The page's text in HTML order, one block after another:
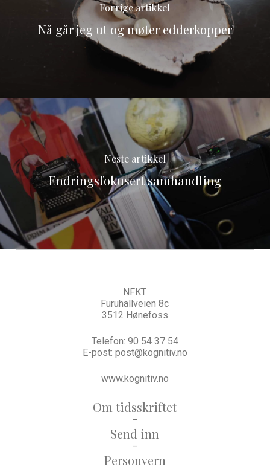
Forrige artikkel
Nå går jeg ut og møter edderkopper
Neste artikkel
Endringsfokusert samhandling
Om tidsskriftet
–
Send inn
–
Personvern
NFKT
Furuhallveien 8c
3512 Hønefoss
Telefon: 90 54 37 54
E-post: post@kognitiv.no
www.kognitiv.no